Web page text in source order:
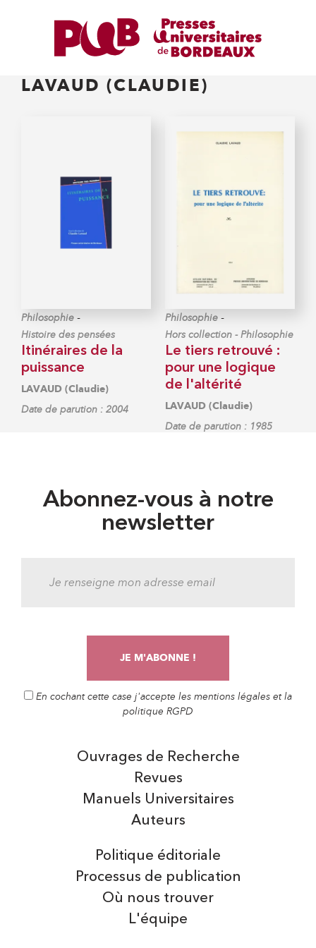
LAVAUD (CLAUDIE)
Philosophie -
Histoire des pensées
Itinéraires de la
puissance
LAVAUD (Claudie)
Date de parution : 2004
Philosophie -
Hors collection - Philosophie
Le tiers retrouvé :
pour une logique
de l'altérité
LAVAUD (Claudie)
Date de parution : 1985
Abonnez-vous à notre
newsletter
En cochant cette case j'accepte les mentions légales et la
politique RGPD
Auteurs
Manuels Universitaires
Ouvrages de Recherche
Revues
Politique éditoriale
Processus de publication
Où nous trouver
L'équipe